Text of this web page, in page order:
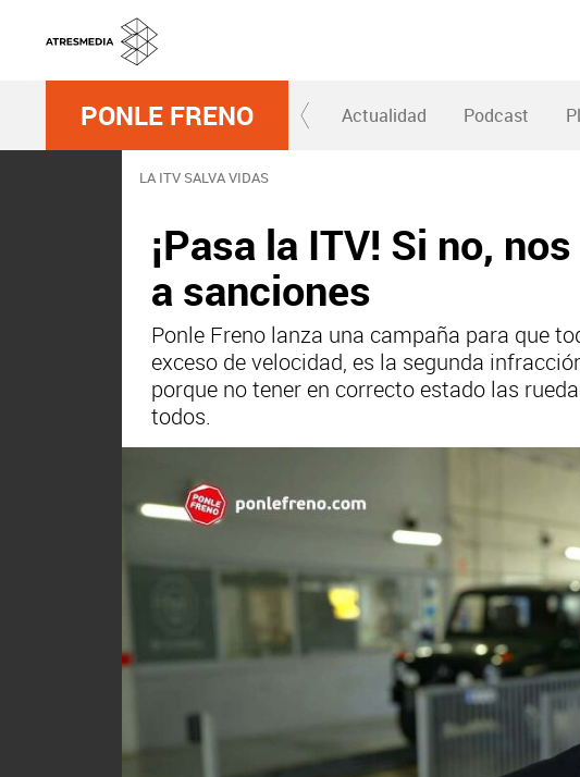
PONLE FRENO Actualidad Podcast
LA ITV SALVA VIDAS
¡Pasa la ITV! Si no,
a sanciones
Ponle Freno lanza una campaña para que
exceso de velocidad, es la segunda
porque no tener en correcto estado las
todos.